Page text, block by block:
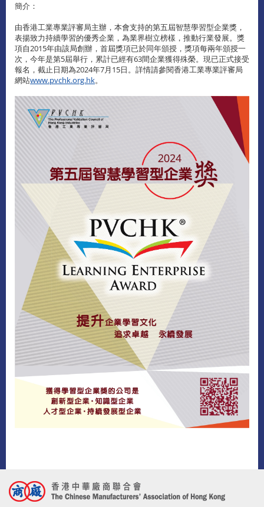
簡介：
由香港工業專業評審局主辦，本會支持的第五屆智慧學習型企業獎，
表揚致力持續學習的優秀企業，為業界樹立榜樣，推動行業發展。獎
項自2015年由該局創辦，首屆獎項已於同年頒授，獎項每兩年頒授一
次，今年是第5屆舉行，累計已經有63間企業獲得殊榮。現已正式接受
報名，截止日期為2024年7月15日。詳情請參閱香港工業專業評審局
網站www.pvchk.org.hk。